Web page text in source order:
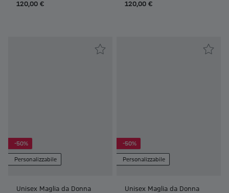
120,00 €
120,00 €
Frauen Unisex Maglia da Donna Casa Allianz 25-26
-50%
Personalizzabile
Unisex Maglia da Donna
Frauen Unisex Maglia da
-50%
Personalizzabile
Unisex Maglia da Donna